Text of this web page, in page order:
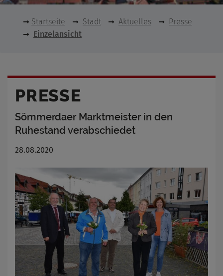
Startseite Stadt Aktuelles
Presse
Einzelansicht
PRESSE
Sömmerdaer Marktmeister in den
Ruhestand verabschiedet
28.08.2020